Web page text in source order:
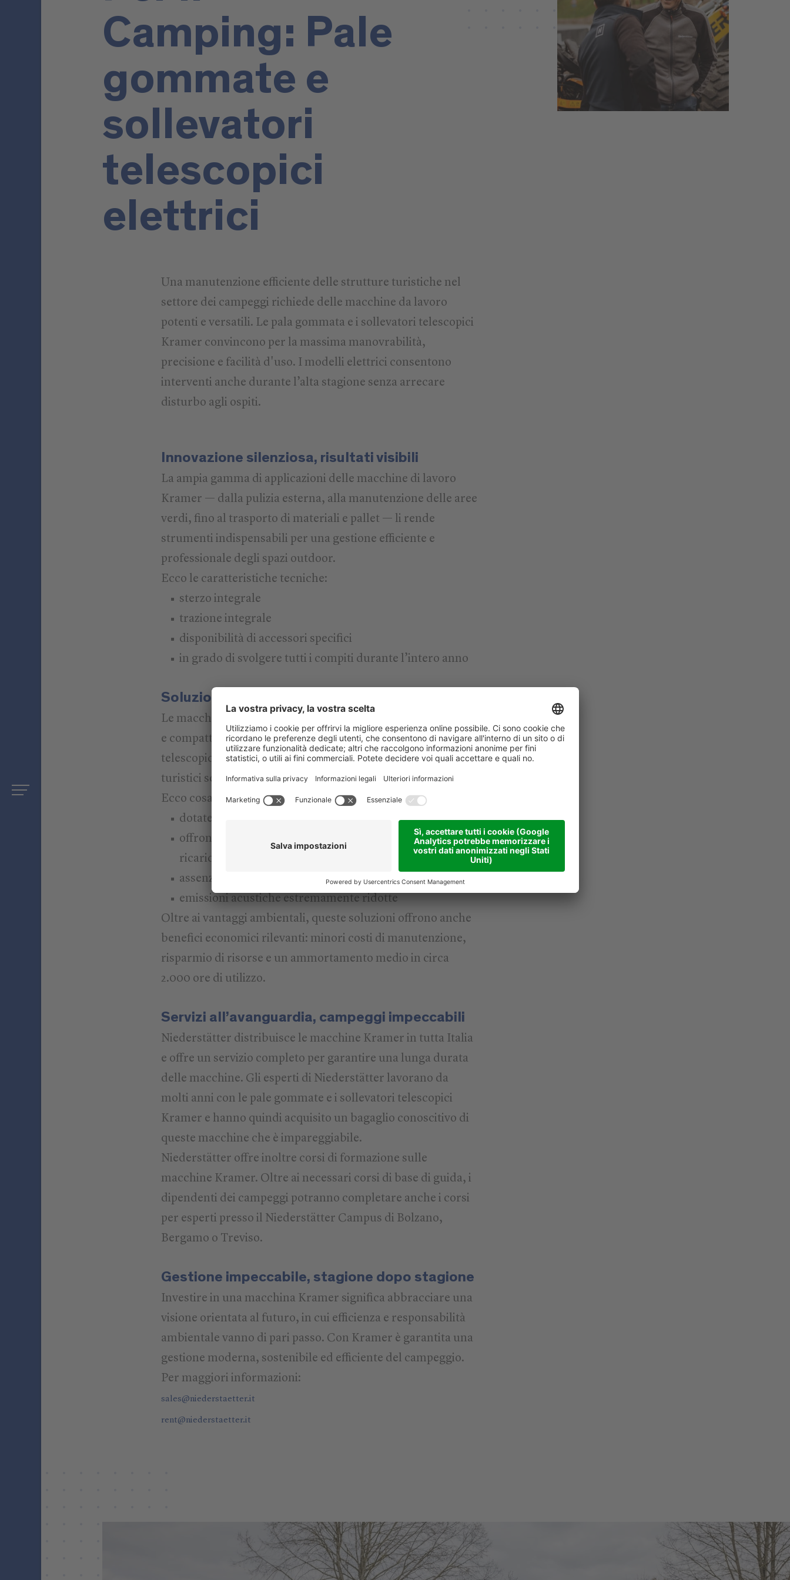
Camping: Pale
gommate e
sollevatori
telescopici
elettrici
Una manutenzione efficiente delle strutture turistiche nel
settore dei campeggi richiede delle macchine da lavoro
potenti e versatili. Le pala gommata e i sollevatori telescopici
Kramer convincono per la massima manovrabilità,
precisione e facilità d'uso. I modelli elettrici consentono
interventi anche durante l’alta stagione senza arrecare
disturbo agli ospiti.
Innovazione silenziosa, risultati visibili
La ampia gamma di applicazioni delle macchine di lavoro
Kramer — dalla pulizia esterna, alla manutenzione delle aree
verdi, fino al trasporto di materiali e pallet — li rende
strumenti indispensabili per una gestione efficiente e
professionale degli spazi outdoor.
Ecco le caratteristiche tecniche:
sterzo integrale
trazione integrale
disponibilità di accessori specifici
in grado di svolgere tutti i compiti durante l’intero anno
Soluzioni Green per il Settore Camping
Le macchine da lavoro del marchio Kramer 100% elettriche
e compatte, come la pala gommata 5065e e il sollevatore
telescopico 1445e, sono ideali per l’utilizzo in contesti
turistici sensibili, come campeggi e villaggi vacanze.
Ecco cosa differenzia una Kramer elettrica:
dotate di batterie agli ioni di litio ad alte prestazioni
offrono un’autonomia di 2 fino a 5 ore senza necessità di
ricarica intermedia
assenza di emissioni di gas di scarico e polveri sottili
emissioni acustiche estremamente ridotte
Oltre ai vantaggi ambientali, queste soluzioni offrono anche
benefici economici rilevanti: minori costi di manutenzione,
risparmio di risorse e un ammortamento medio in circa
2.000 ore di utilizzo.
Servizi all’avanguardia, campeggi impeccabili
Niederstätter distribuisce le macchine Kramer in tutta Italia
e offre un servizio completo per garantire una lunga durata
delle macchine. Gli esperti di Niederstätter lavorano da
molti anni con le pale gommate e i sollevatori telescopici
Kramer e hanno quindi acquisito un bagaglio conoscitivo di
queste macchine che è impareggiabile.
Niederstätter offre inoltre corsi di formazione sulle
macchine Kramer. Oltre ai necessari corsi di base di guida, i
dipendenti dei campeggi potranno completare anche i corsi
per esperti presso il Niederstätter Campus di Bolzano,
Bergamo o Treviso.
Gestione impeccabile, stagione dopo stagione
Investire in una macchina Kramer significa abbracciare una
visione orientata al futuro, in cui efficienza e responsabilità
ambientale vanno di pari passo. Con Kramer è garantita una
gestione moderna, sostenibile ed efficiente del campeggio.
Per maggiori informazioni:
sales@niederstaetter.it
rent@niederstaetter.it